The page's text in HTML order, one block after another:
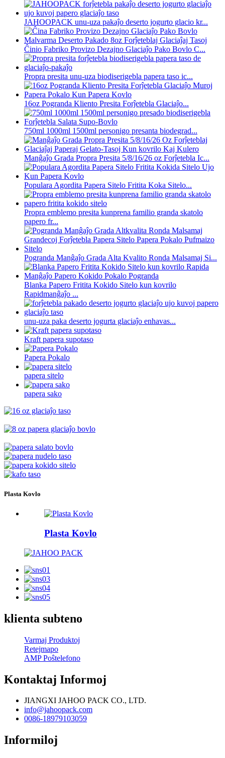
JAHOOPACK unu-uza pakaĵo deserto jogurto glacio kr...
Ĉinio Fabriko Provizo Dezajno Glaciaĵo Pako Bovlo C...
Propra presita unu-uza biodiserigebla papera taso ic...
16oz Pogranda Kliento Presita Forĵetebla Glaciaĵo...
750ml 1000ml 1500ml personigo presanta biodegrad...
Manĝaĵo Grada Propra Presita 5/8/16/26 oz Forĵetebla Ic...
Populara Agordita Papera Sitelo Fritita Koka Sitelo...
Propra emblemo presita kunprena familio granda skatolo
papero fr...
Pogranda Manĝaĵo Grada Alta Kvalito Ronda Malsamaj Si...
Blanka Papero Fritita Kokido Sitelo kun kovrilo
Rapidmanĝaĵo ...
unu-uza paka deserto jogurta glaciaĵo enhavas...
Kraft papera supotaso
Papera Pokalo
papera sitelo
papera sako
Plasta Kovlo
Plasta Kovlo
klienta subteno
Varmaj Produktoj
Retejmapo
AMP Poŝtelefono
Kontaktaj Informoj
JIANGXI JAHOO PACK CO., LTD.
info@jahoopack.com
0086-18979103059
Informiloj